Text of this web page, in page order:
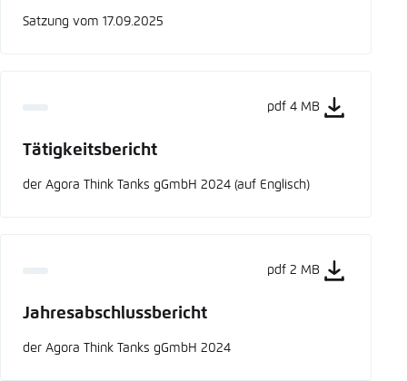
Satzung vom 17.09.2025
pdf 4 MB
Tätigkeitsbericht
der Agora Think Tanks gGmbH 2024 (auf Englisch)
pdf 2 MB
Jahresabschlussbericht
der Agora Think Tanks gGmbH 2024